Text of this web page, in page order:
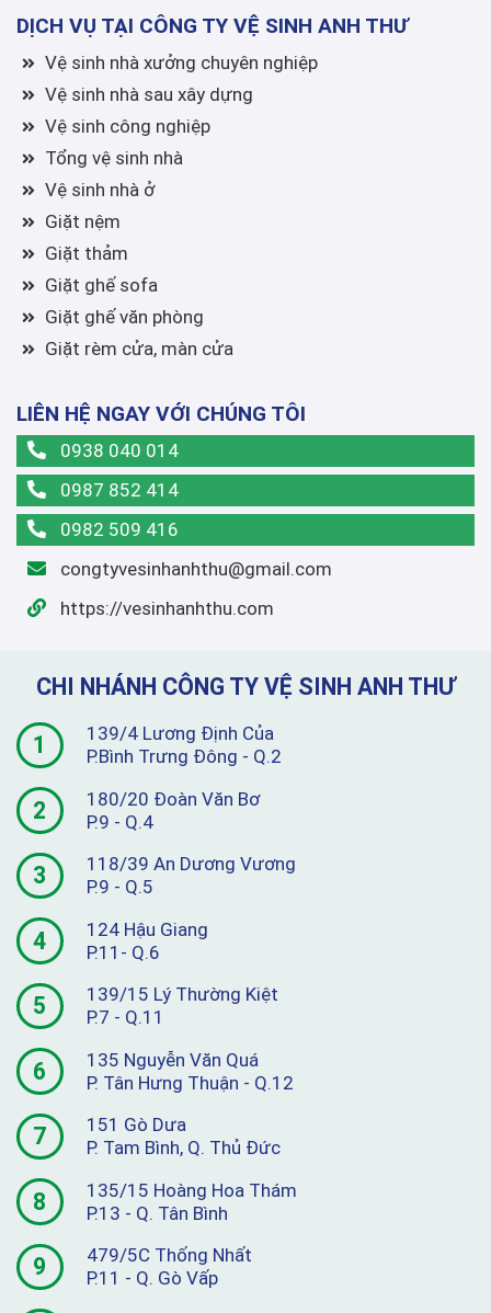
DỊCH VỤ TẠI CÔNG TY VỆ SINH ANH THƯ
Vệ sinh nhà xưởng chuyên nghiệp
Vệ sinh nhà sau xây dựng
Vệ sinh công nghiệp
Tổng vệ sinh nhà
Vệ sinh nhà ở
Giặt nệm
Giặt thảm
Giặt ghế sofa
Giặt ghế văn phòng
Giặt rèm cửa, màn cửa
LIÊN HỆ NGAY VỚI CHÚNG TÔI
0938 040 014
0987 852 414
0982 509 416
congtyvesinhanhthu@gmail.com
https://vesinhanhthu.com
CHI NHÁNH CÔNG TY VỆ SINH ANH THƯ
1
139/4 Lương Định Của
P.Bình Trưng Đông - Q.2
2
180/20 Đoàn Văn Bơ
P.9 - Q.4
3
118/39 An Dương Vương
P.9 - Q.5
4
124 Hậu Giang
P.11- Q.6
5
139/15 Lý Thường Kiệt
P.7 - Q.11
6
135 Nguyễn Văn Quá
P. Tân Hưng Thuận - Q.12
7
151 Gò Dưa
P. Tam Bình, Q. Thủ Đức
8
135/15 Hoàng Hoa Thám
P.13 - Q. Tân Bình
9
479/5C Thống Nhất
P.11 - Q. Gò Vấp